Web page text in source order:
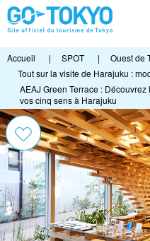
Accueil | SPOT | Ouest de
Tout sur la visite de Harajuku :
AEAJ Green Terrace :
vos cinq sens à Harajuku